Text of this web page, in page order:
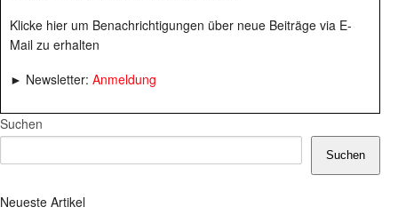
Klicke hier um Benachrichtigungen über neue Beiträge via E-
Mail zu erhalten
► Newsletter: Anmeldung
Suchen
Suchen
Neueste Artikel